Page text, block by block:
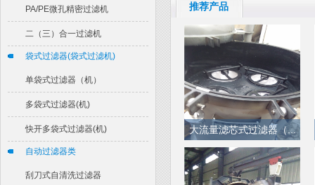
PA/PE微孔精密过滤机
二（三）合一过滤机
袋式过滤器(袋式过滤机)
单袋式过滤器（机）
多袋式过滤器(机)
快开多袋式过滤器(机)
自动过滤器类
刮刀式自清洗过滤器
推荐产品
层叠式快开压滤机
大流量滤芯式过滤器（...